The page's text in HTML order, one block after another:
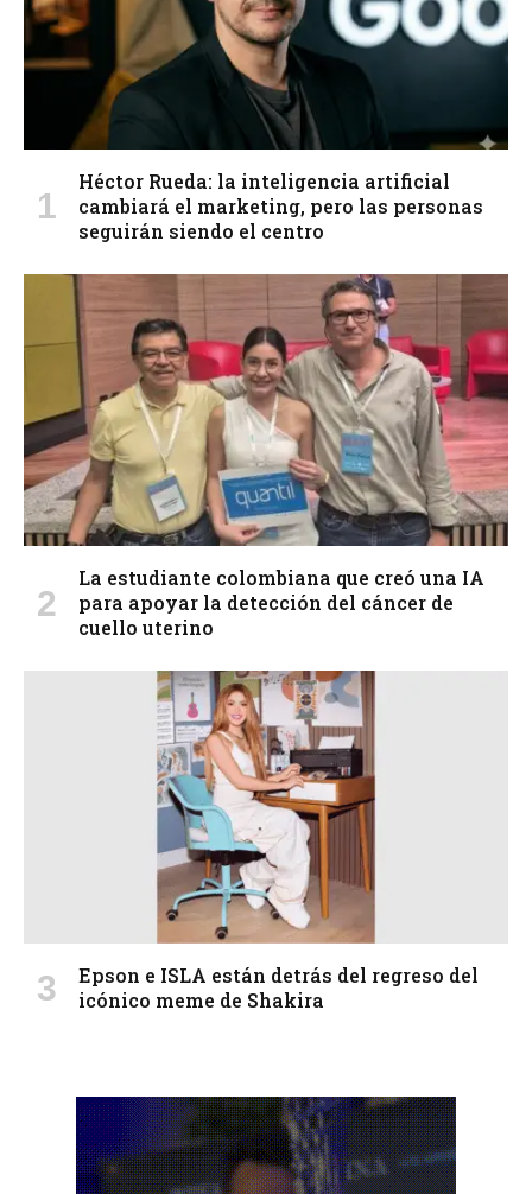
Héctor Rueda: la inteligencia artificial
cambiará el marketing, pero las personas
seguirán siendo el centro
La estudiante colombiana que creó una IA
para apoyar la detección del cáncer de
cuello uterino
Epson e ISLA están detrás del regreso del
icónico meme de Shakira